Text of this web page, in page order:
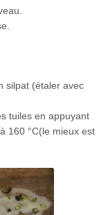
silpat (étaler avec
tuiles en appuyant
160 °C(le mieux est